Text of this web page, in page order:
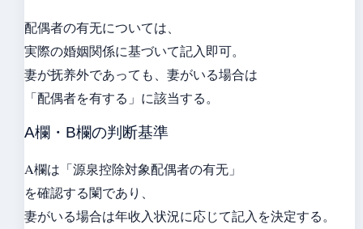
配偶者の有无については、
実際の婚姻関係に基づいて記入即可。
妻が抚养外であっても、妻がいる場合は
「配偶者を有する」に該当する。
A欄・B欄の判断基準
A欄は「源泉控除対象配偶者の有无」
を確認する闌であり、
妻がいる場合は年收入状況に応じて記入を決定する。